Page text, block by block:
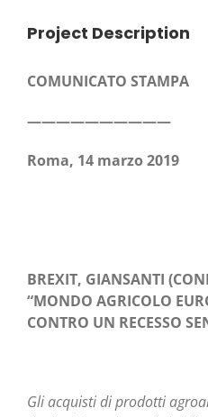
Project Description
COMUNICATO STAMPA
——————————
Roma, 14 mar­zo 2019
BREXIT, GIANSANTI
“MONDO AGRICOLO
CONTRO UN RECESSO
Gli acqui­sti di pro­dot­ti